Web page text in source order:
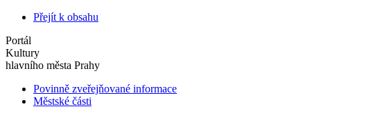
Přejít k obsahu
Portál
Kultury
hlavního města Prahy
Povinně zveřejňované informace
Městské části